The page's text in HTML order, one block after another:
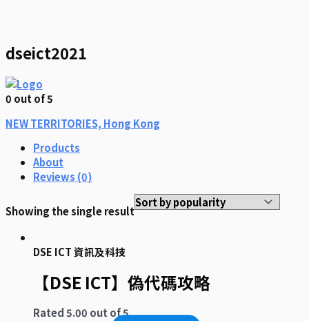
dseict2021
0 out of 5
NEW TERRITORIES, Hong Kong
Products
About
Reviews (0)
Showing the single result
DSE ICT 資訊及科技
【DSE ICT】偽代碼攻略
Rated5.00 out of 5